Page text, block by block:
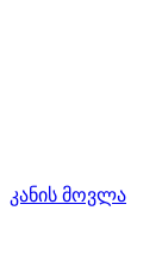
კანის მოვლა